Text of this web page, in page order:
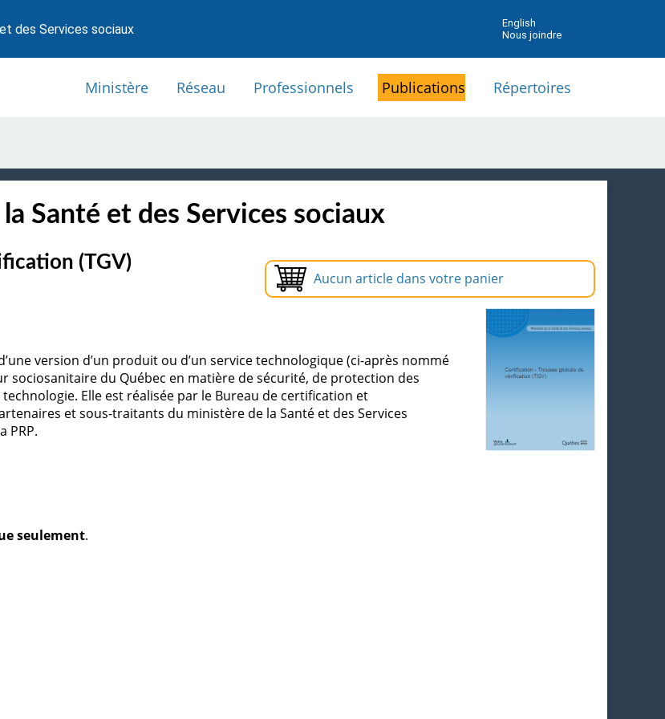
des Services sociaux
English
Nous joindre
Ministère Réseau Professionnels Publications Répertoires
Santé et des Services sociaux
Aucun article dans votre panier
(TGV)
version d’un produit ou d’un service technologique (ci-après nommé
sociosanitaire du Québec en matière de sécurité, de protection des
Elle est réalisée par le Bureau de certification et
et sous-traitants du ministère de la Santé et des Services
PRP.
seulement.